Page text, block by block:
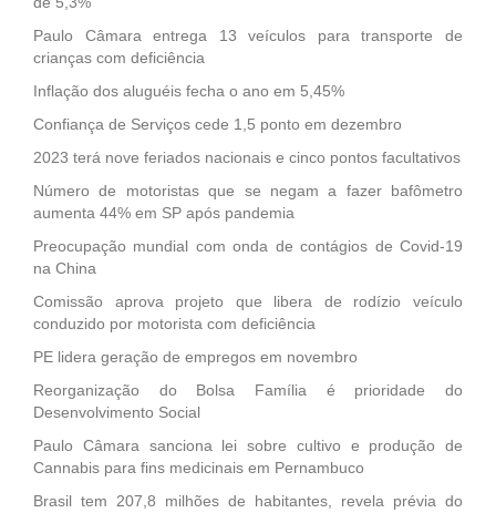
Paulo Câmara entrega 13 veículos para transporte de
crianças com deficiência
Inflação dos aluguéis fecha o ano em 5,45%
Confiança de Serviços cede 1,5 ponto em dezembro
2023 terá nove feriados nacionais e cinco pontos facultativos
Número de motoristas que se negam a fazer bafômetro
aumenta 44% em SP após pandemia
Preocupação mundial com onda de contágios de Covid-19
na China
Comissão aprova projeto que libera de rodízio veículo
conduzido por motorista com deficiência
PE lidera geração de empregos em novembro
Reorganização do Bolsa Família é prioridade do
Desenvolvimento Social
Paulo Câmara sanciona lei sobre cultivo e produção de
Cannabis para fins medicinais em Pernambuco
Brasil tem 207,8 milhões de habitantes, revela prévia do